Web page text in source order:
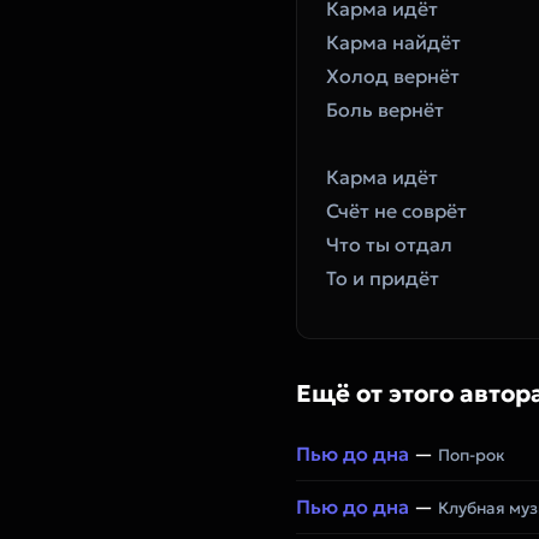
Карма идёт
Карма найдёт
Холод вернёт
Боль вернёт
Карма идёт
Счёт не соврёт
Что ты отдал
То и придёт
Ещё от этого
Пью до дна — Поп-рок
Пью до дна — Клубная